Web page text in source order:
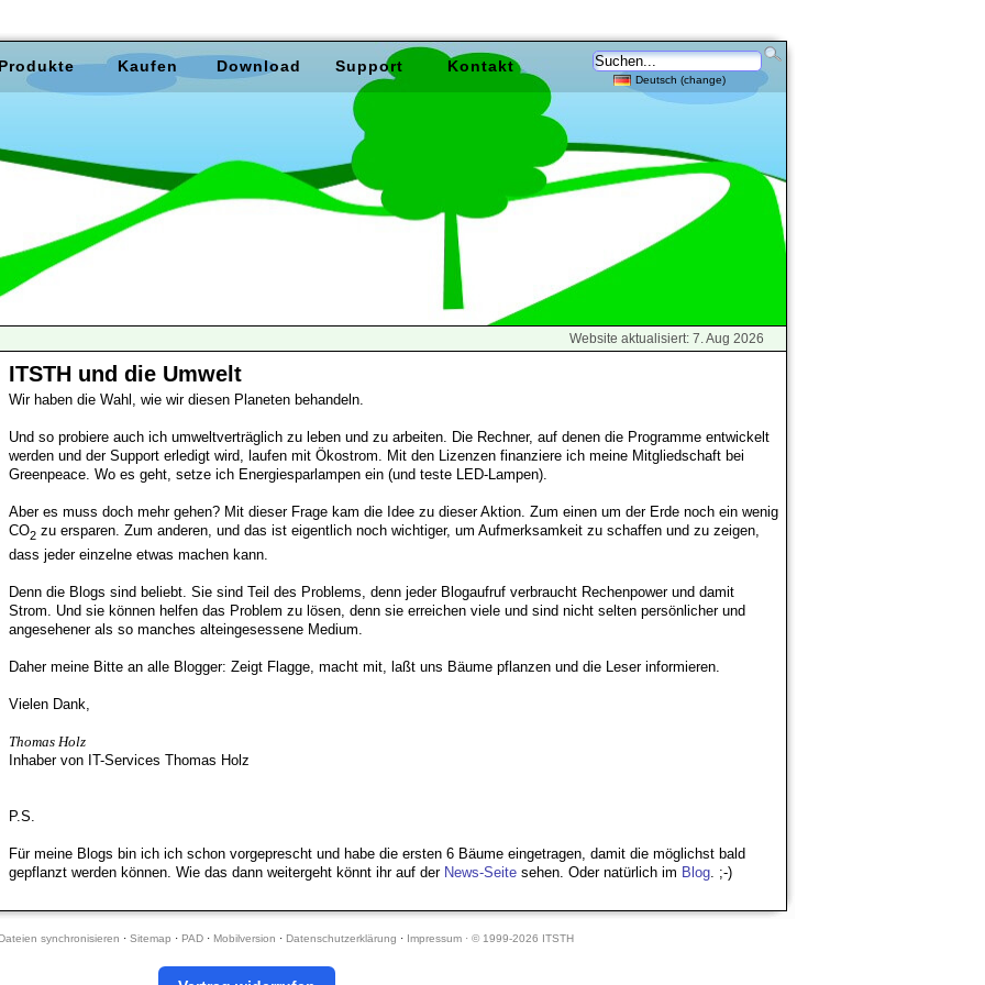
Website aktualisiert: 7. Aug 2026
ITSTH und die Umwelt
Wir haben die Wahl, wie wir diesen Planeten behandeln.
Und so probiere auch ich umweltverträglich zu leben und zu arbeiten. Die Rechner, auf denen die Programme entwickelt
werden und der Support erledigt wird, laufen mit Ökostrom. Mit den Lizenzen finanziere ich meine Mitgliedschaft bei
Greenpeace. Wo es geht, setze ich Energiesparlampen ein (und teste LED-Lampen).
Aber es muss doch mehr gehen? Mit dieser Frage kam die Idee zu dieser Aktion. Zum einen um der Erde noch ein wenig
CO2 zu ersparen. Zum anderen, und das ist eigentlich noch wichtiger, um Aufmerksamkeit zu schaffen und zu zeigen,
dass jeder einzelne etwas machen kann.
Denn die Blogs sind beliebt. Sie sind Teil des Problems, denn jeder Blogaufruf verbraucht Rechenpower und damit
Strom. Und sie können helfen das Problem zu lösen, denn sie erreichen viele und sind nicht selten persönlicher und
angesehener als so manches alteingesessene Medium.
Daher meine Bitte an alle Blogger: Zeigt Flagge, macht mit, laßt uns Bäume pflanzen und die Leser informieren.
Vielen Dank,
Thomas Holz
Inhaber von IT-Services Thomas Holz
P.S.
Für meine Blogs bin ich ich schon vorgeprescht und habe die ersten 6 Bäume eingetragen, damit die möglichst bald
gepflanzt werden können. Wie das dann weitergeht könnt ihr auf der News-Seite sehen. Oder natürlich im Blog . ;-)
Dateien synchronisieren · Sitemap · PAD· Mobilversion · Datenschutzerklärung · Impressum · © 1999-2026 ITSTH
Produkte Kaufen Download Support Kontakt
Deutsch (change)